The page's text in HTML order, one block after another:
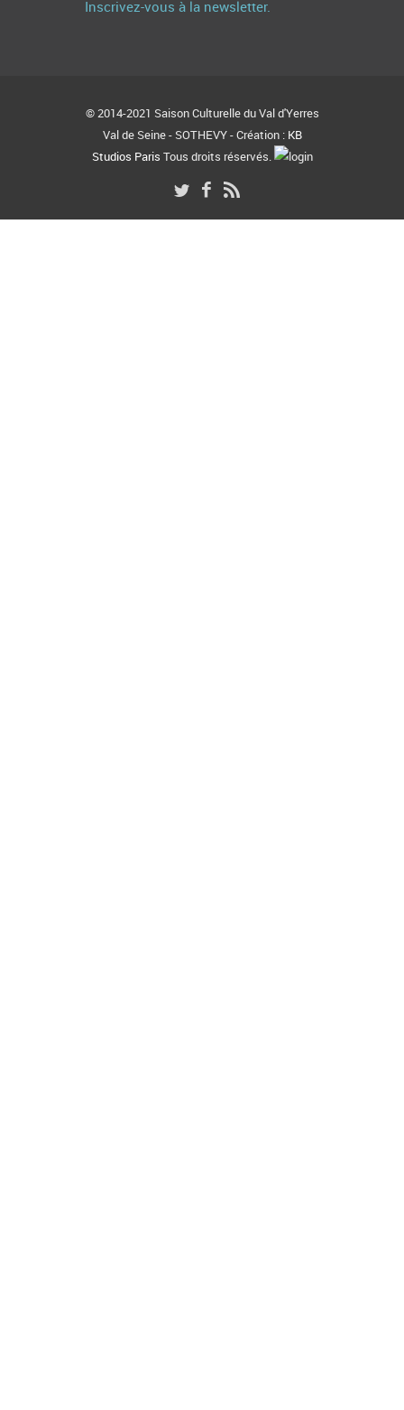
Inscrivez-vous à la newsletter.
© 2014-2021 Saison Culturelle du Val d'Yerres
Val de Seine - SOTHEVY - Création : KB
Studios Paris Tous droits réservés.